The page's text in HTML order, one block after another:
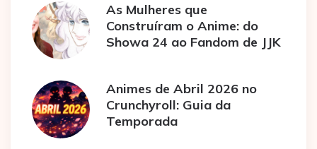
As Mulheres que
Construíram o Anime: do
Showa 24 ao Fandom de JJK
Animes de Abril 2026 no
Crunchyroll: Guia da
Temporada